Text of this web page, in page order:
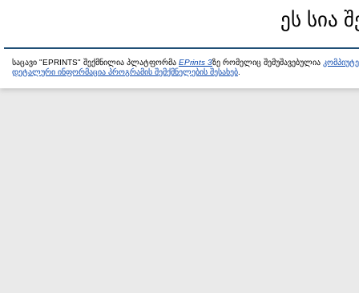
ეს სია
საცავი "EPRINTS" შექმნილია პლატფორმა EPrints 3ზე რომელიც შემუშავებულია
დეტალური ინფორმაცია პროგრამის შემქმნელების შესახებ